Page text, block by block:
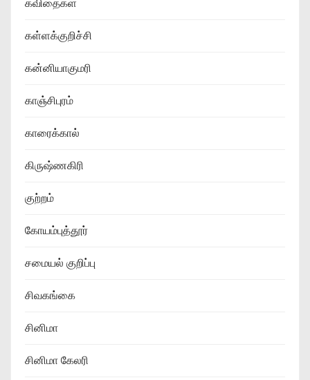
கள்ளக்குறிச்சி
கன்னியாகுமரி
காஞ்சிபுரம்
காரைக்கால்
கிருஷ்ணகிரி
குற்றம்
கோயம்புத்தூர்
சமையல் குறிப்பு
சிவகங்கை
சினிமா
சினிமா கேலரி